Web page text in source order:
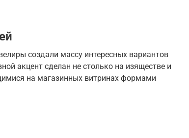
создали массу интересных вариантов
акцент сделан не столько на изяществе и
на магазинных витринах формами